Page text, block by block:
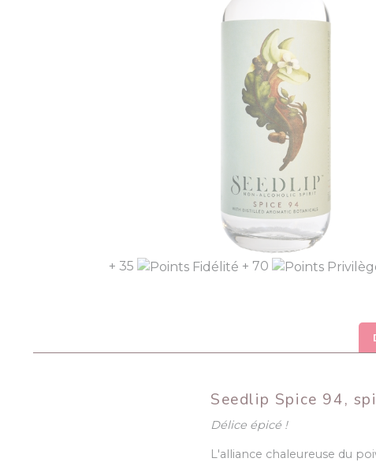
+ 35 + 70
Seedlip Spice 94,
Délice épicé !
L'alliance chaleureuse du